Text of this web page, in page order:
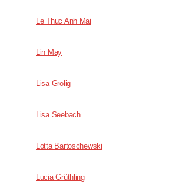
Le Thuc Anh Mai
Lin May
Lisa Grolig
Lisa Seebach
Lotta Bartoschewski
Lucia Grüthling